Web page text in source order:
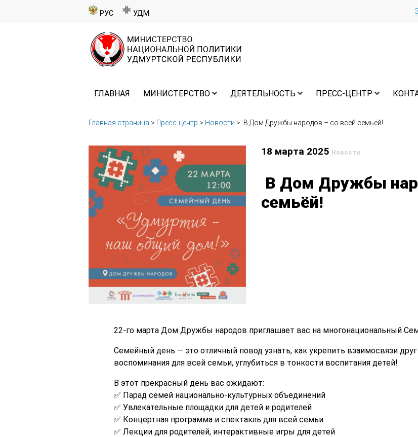
РУС УДМ
ГЛАВНАЯ МИНИСТЕРСТВО ДЕЯТЕЛЬНОСТЬ ПРЕСС-ЦЕНТР
Главная страница > Пресс-центр > Новости > В Дом Дружбы народов – со всей семьёй!
18 марта 2025 Новости
В Дом Дружбы
семьёй!
22-го марта Дом Дружбы народов приглашает вас на многонациональный
Семейный день — это отличный повод узнать, как укрепить взаимосвязи
воспоминания для всей семьи, углубиться в тонкости воспитания детей!
В этот прекрасный день вас ожидают:
✅ Парад семей национально-культурных объединений
✅ Увлекательные площадки для детей и родителей
✅ Концертная программа и спектакль для всей семьи
✅ Лекции для родителей, интерактивные игры для детей